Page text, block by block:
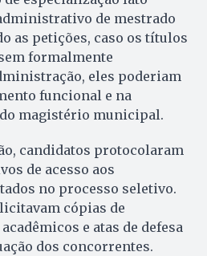
de mestrado
as petições, caso os títulos
formalmente
eles poderiam
funcional e na
magistério municipal.
candidatos protocolaram
de acesso aos
no processo seletivo.
cópias de
e atas de defesa
dos concorrentes.